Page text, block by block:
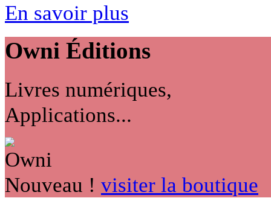
En savoir plus
Owni Éditions
Livres numériques,
Applications...
Nouveau ! visiter la boutique